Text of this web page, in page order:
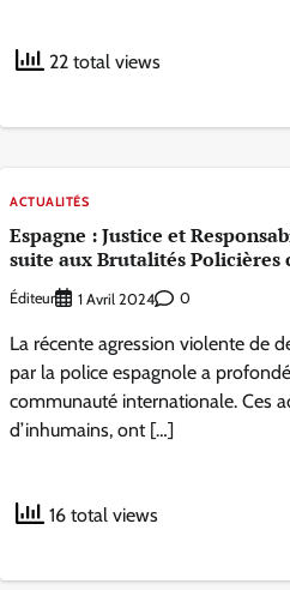
22 total views
ACTUALITÉS
Espagne : Justice et
suite aux Brutalités Policières
Éditeur 1 Avril 2024 0
La récente agression violente de
par la police espagnole a
communauté internationale. Ces
d’inhumains, ont […]
16 total views